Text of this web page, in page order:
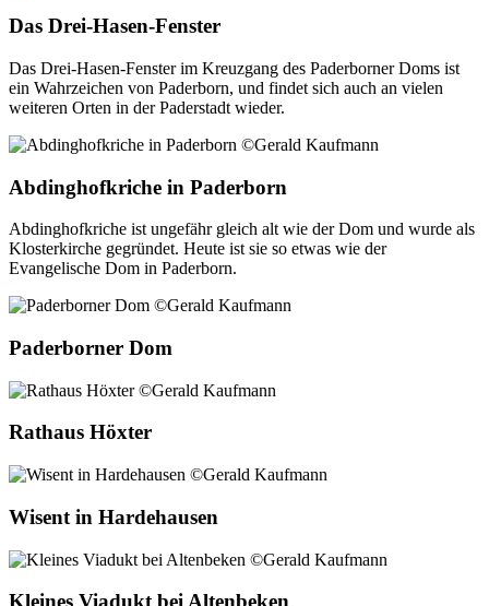
Das Drei-Hasen-Fenster
Das Drei-Hasen-Fenster im Kreuzgang des Paderborner Doms ist
ein Wahrzeichen von Paderborn, und findet sich auch an vielen
weiteren Orten in der Paderstadt wieder.
Abdinghofkriche in Paderborn
Abdinghofkriche ist ungefähr gleich alt wie der Dom und wurde als
Klosterkirche gegründet. Heute ist sie so etwas wie der
Evangelische Dom in Paderborn.
Paderborner Dom
Rathaus Höxter
Wisent in Hardehausen
Kleines Viadukt bei Altenbeken